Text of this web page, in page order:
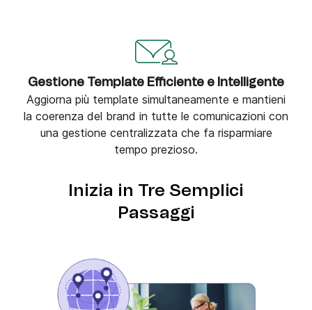
Gestione Template Efficiente e Intelligente
Aggiorna più template simultaneamente e mantieni
la coerenza del brand in tutte le comunicazioni con
una gestione centralizzata che fa risparmiare
tempo prezioso.
Inizia in Tre Semplici
Passaggi